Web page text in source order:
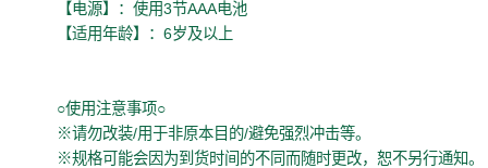
【电源】：使用3节AAA电池
【适用年龄】：6岁及以上
○使用注意事项○
※请勿改装/用于非原本目的/避免强烈冲击等。
※规格可能会因为到货时间的不同而随时更改，恕不另行通知。